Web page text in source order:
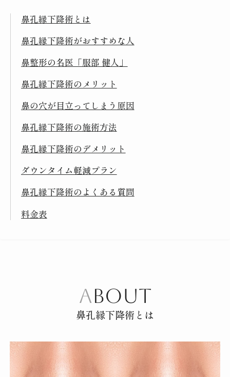
鼻孔縁下降術とは
鼻孔縁下降術がおすすめな人
鼻整形の名医「服部 健人」
鼻孔縁下降術のメリット
鼻の穴が目立ってしまう原因
鼻孔縁下降術の施術方法
鼻孔縁下降術のデメリット
ダウンタイム軽減プラン
鼻孔縁下降術のよくある質問
料金表
ABOUT
鼻孔縁下降術とは